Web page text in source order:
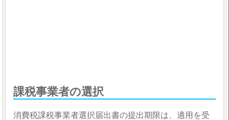
課税事業者の選択
消費税課税事業者選択届出書の提出期限は、適用を受